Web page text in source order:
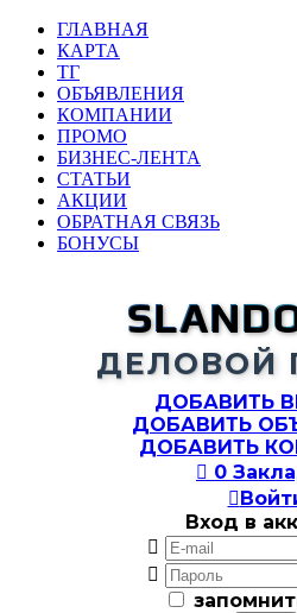
ГЛАВНАЯ
КАРТА
ТГ
ОБЪЯВЛЕНИЯ
КОМПАНИИ
ПРОМО
БИЗНЕС-ЛЕНТА
СТАТЬИ
АКЦИИ
ОБРАТНАЯ СВЯЗЬ
БОНУСЫ
ДЕЛОВОЙ
ДОБАВИТЬ
ДОБАВИТЬ
ДОБАВИТЬ
 0

Вход в

